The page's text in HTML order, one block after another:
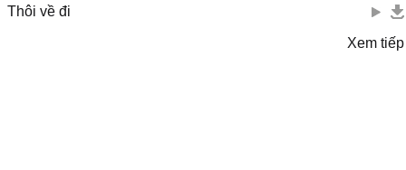
Thôi về đi
Xem tiếp